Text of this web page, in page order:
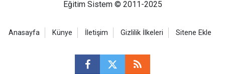
Eğitim Sistem © 2011-2025
Anasayfa Künye İletişim Gizlilik İlkeleri Sitene Ekle